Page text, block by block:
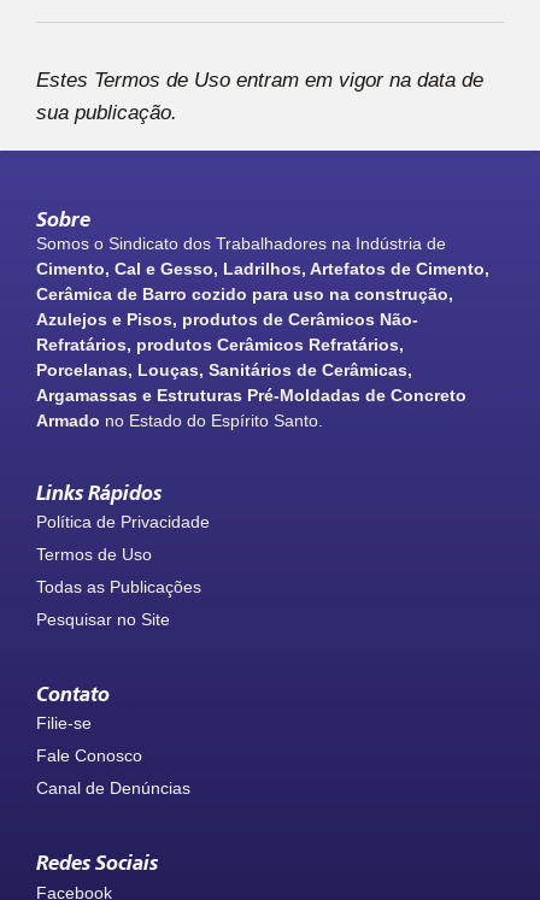
Estes Termos de Uso entram em vigor na data de
sua publicação.
Sobre
Somos o Sindicato dos Trabalhadores na Indústria de
Cimento, Cal e Gesso, Ladrilhos, Artefatos de Cimento,
Cerâmica de Barro cozido para uso na construção,
Azulejos e Pisos, produtos de Cerâmicos Não-
Refratários, produtos Cerâmicos Refratários,
Porcelanas, Louças, Sanitários de Cerâmicas,
Argamassas e Estruturas Pré-Moldadas de Concreto
Armado no Estado do Espírito Santo.
Links Rápidos
Política de Privacidade
Termos de Uso
Todas as Publicações
Pesquisar no Site
Contato
Filie-se
Fale Conosco
Canal de Denúncias
Redes Sociais
Facebook